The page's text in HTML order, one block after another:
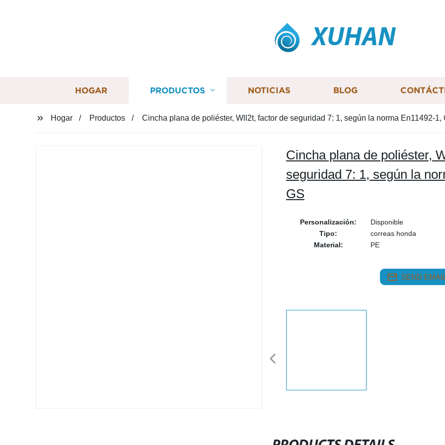
XUHAN
HOGAR PRODUCTOS NOTICIAS BLOG
Hogar Productos Cincha plana de poliéster, Wll2t, factor de seguridad 7: 1, según la norma En11492-1,
Cincha plana de poliéster,
seguridad 7: 1, según la
GS
Personalización:
Disponible
Tipo:
correas honda
Material:
PE
SEND